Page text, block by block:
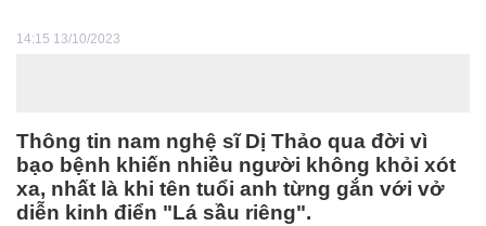
14:15 13/10/2023
Thông tin nam nghệ sĩ Dị Thảo qua đời vì
bạo bệnh khiến nhiều người không khỏi xót
xa, nhất là khi tên tuổi anh từng gắn với vở
diễn kinh điển "Lá sầu riêng".